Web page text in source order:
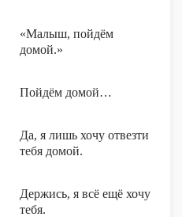
«Малыш, пойдём
домой.»
Пойдём домой…
Да, я лишь хочу отвезти
тебя домой.
Держись, я всё ещё хочу
тебя.